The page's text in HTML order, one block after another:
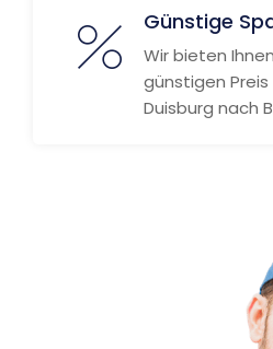
Günstige
Wir bieten
günstigen
Duisburg nach